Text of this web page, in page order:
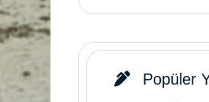
Popüler